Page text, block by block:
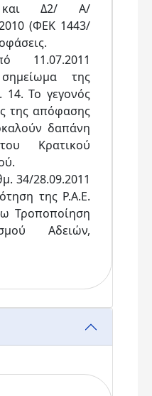
και Δ2/ Α/
(ΦΕΚ 1443/
της
14. Το γεγονός
της απόφασης
δαπάνη
Κρατικού
34/28.09.2011
της Ρ.Α.Ε.
Τροποποίηση
Αδειών,